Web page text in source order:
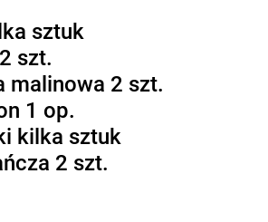
sztuk
szt.
malinowa 2 szt.
1 op.
kilka sztuk
2 szt.